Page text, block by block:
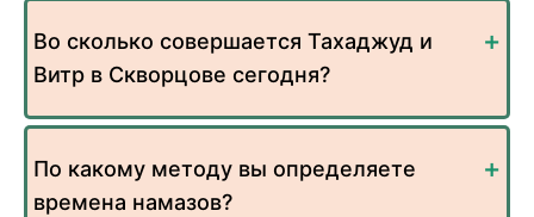
Во сколько совершается Тахаджуд и
Витр в Скворцове сегодня?
По какому методу вы определяете
времена намазов?